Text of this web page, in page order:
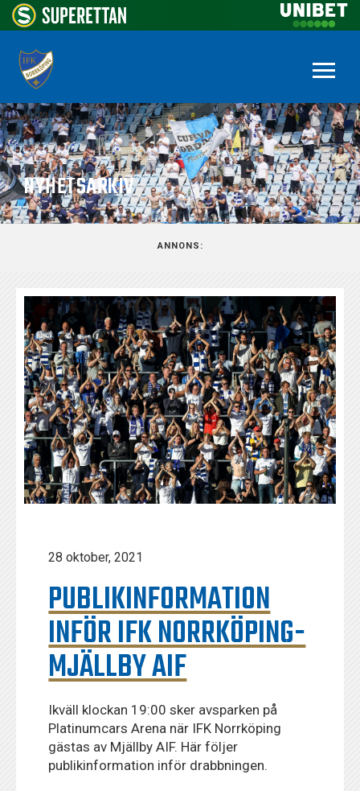
NYHETSARKIV
ANNONS:
28 oktober, 2021
PUBLIKINFORMATION
INFÖR IFK NORRKÖPING-
MJÄLLBY AIF
Ikväll klockan 19:00 sker avsparken på
Platinumcars Arena när IFK Norrköping
gästas av Mjällby AIF. Här följer
publikinformation inför drabbningen.